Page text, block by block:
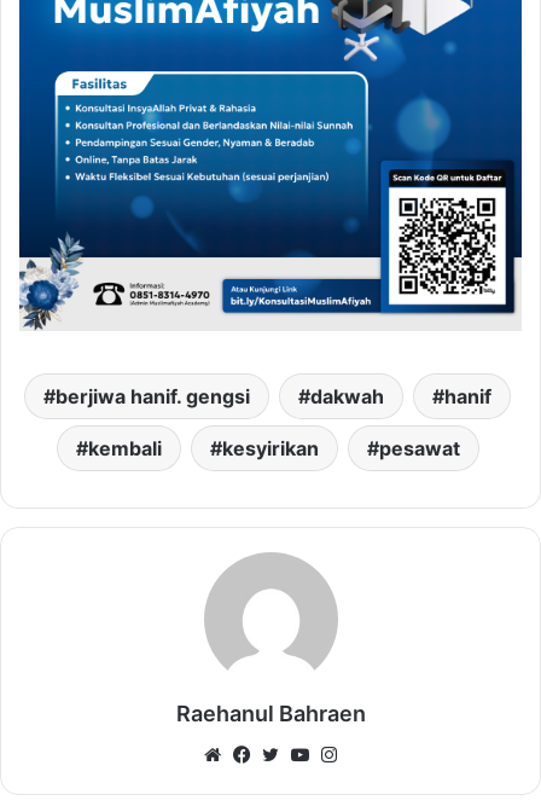
berjiwa hanif. gengsi dakwah hanif
kembali kesyirikan pesawat
Raehanul Bahraen
WebsiteFacebook
TwitterYouTube